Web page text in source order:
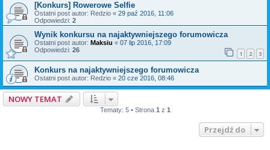
[Konkurs] Rowerowe Selfie
Ostatni post autor: Redzio « 29 paź 2016, 11:06
Odpowiedzi: 2
Wynik konkursu na najaktywniejszego forumowicza
Ostatni post autor: Maksiu « 07 lip 2016, 17:09
Odpowiedzi: 26 1 2 3
Konkurs na najaktywniejszego forumowicza
Ostatni post autor: Redzio « 20 cze 2016, 08:46
NOWY TEMAT
Tematy: 5 • Strona 1 z 1
Przejdź do